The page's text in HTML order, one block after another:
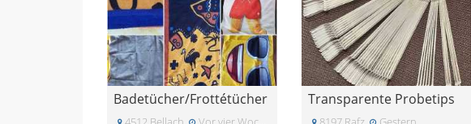
Badetücher/Frottétücher Transparente Probetips